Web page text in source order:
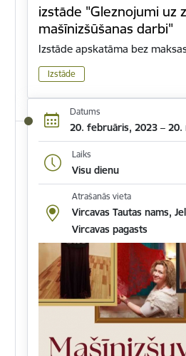
izstāde "Gleznojumi uz
mašīnizšūšanas darbi"
Izstāde apskatāma bez
Izstāde
Datums
20. februāris, 2023 – 20.
Laiks
Visu dienu
Atrašanās vieta
Vircavas Tautas nams,
Vircavas pagasts